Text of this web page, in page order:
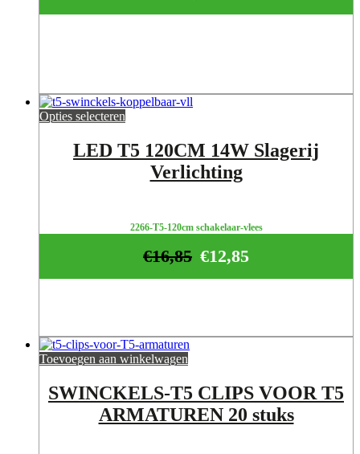
Opties selecteren
LED T5 120CM 14W Slagerij
Verlichting
2266-T5-120cm schakelaar-vlees
€12,85
€16,85
Toevoegen aan winkelwagen
SWINCKELS-T5 CLIPS VOOR T5
ARMATUREN 20 stuks